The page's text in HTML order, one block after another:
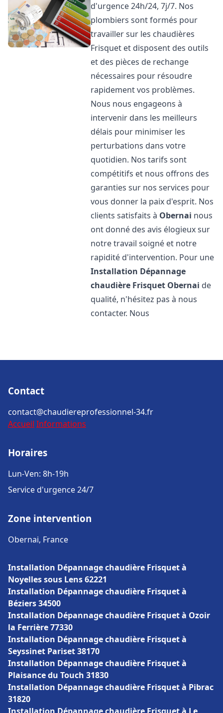
d'urgence 24h/24, 7j/7. Nos
plombiers sont formés pour
travailler sur les chaudières
Frisquet et disposent des outils
et des pièces de rechange
nécessaires pour résoudre
rapidement vos problèmes.
Nous nous engageons à
intervenir dans les meilleurs
délais pour minimiser les
perturbations dans votre
quotidien. Nos tarifs sont
compétitifs et nous offrons des
garanties sur nos services pour
vous donner la paix d'esprit. Nos
clients satisfaits à Obernai nous
ont donné des avis élogieux sur
notre travail soigné et notre
rapidité d'intervention. Pour une
Installation Dépannage
chaudière Frisquet Obernai de
qualité, n'hésitez pas à nous
contacter. Nous
Contact
contact@chaudiereprofessionnel-34.fr
Accueil Informations
Horaires
Lun-Ven: 8h-19h
Service d'urgence 24/7
Zone intervention
Obernai, France
Installation Dépannage chaudière Frisquet à
Noyelles sous Lens 62221
Installation Dépannage chaudière Frisquet à
Béziers 34500
Installation Dépannage chaudière Frisquet à Ozoir
la Ferrière 77330
Installation Dépannage chaudière Frisquet à
Seyssinet Pariset 38170
Installation Dépannage chaudière Frisquet à
Plaisance du Touch 31830
Installation Dépannage chaudière Frisquet à Pibrac
31820